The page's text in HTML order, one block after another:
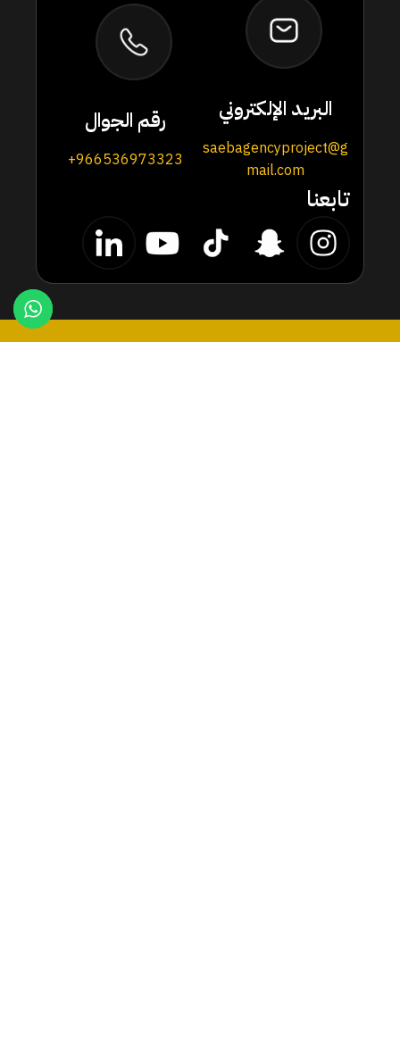
البريد الإلكتروني
saebagencyproject@g
mail.com
رقم الجوال
966536973323+
تابعنا